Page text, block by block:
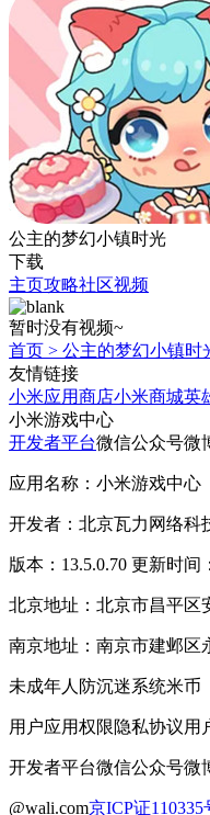
公主的梦幻小镇时光
下载
主页攻略社区视频
暂时没有视频~
首页 > 公主的梦幻小镇时
友情链接
小米应用商店小米商城英
小米游戏中心
开发者平台微信公众号微
应用名称：小米游戏中心
开发者：北京瓦力网络科
版本：13.5.0.70 更新时间
北京地址：北京市昌平区
南京地址：南京市建邺区
未成年人防沉迷系统米币
用户应用权限隐私协议用
开发者平台微信公众号微
@wali.com京ICP证110335